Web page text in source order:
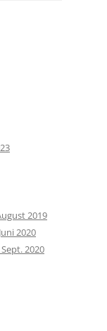
2019
2020
2020